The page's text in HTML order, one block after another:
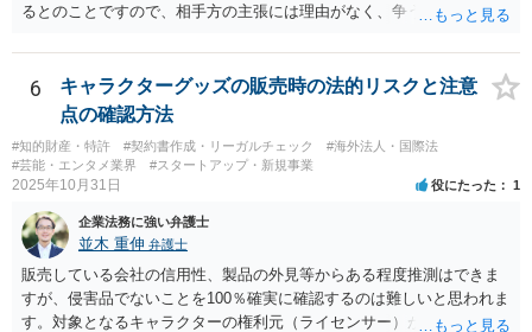
るとのことですので、相手方の主張には理由がなく、争う余地はある
主手の地位確認請求を訴訟などで実施し、正式に権利関係を明らかに
することも考えられます。 また、仮に株式の割り当てがなされていな
いとのことであれば、出資契約の前提が果たされていないことになり
ますので、債務不履行を理由に契約を解除し、100万円の返金を要求す
ることも考えられるかと思慮いたします。 この他、持ち株比率などに
もよりますが、過半数を確保できるのであれば、相手方の解任請求を
たします。 いずれの手段をとるとしても、当時のやり取りや契約内
容、相手方の主張内容などによっても、とるべき手段が異なってきま
すので、本格的に争うことをお考えであれば、関連資料をお持ちのう
え、個別に弁護士にご相談をし、対策を立てていくべきと思慮いたし
ます。
6
キャラクターグッズの販売時の法的リスクと注意
点の確認方法
#知的財産・特許 #契約書作成・リーガルチェック
#海外法人・国際法
#芸能・エンタメ業界
#スタートアップ・新規事業
2025年10月31日 役にたった 1
企業法務に強い弁護士
並木 重伸 弁護士
販売している会社の信用性、製品の外見等からある程度推測はできま
すが、侵害品でないことを100％確実に確認するのは難しいと思われま
す。対象となるキャラクターの権利元（ライセンサー）がわかるので